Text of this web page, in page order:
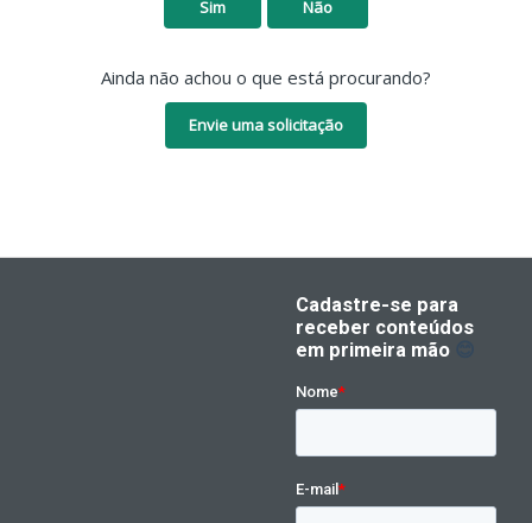
Sim Não
Ainda não achou o que está procurando?
Envie uma solicitação